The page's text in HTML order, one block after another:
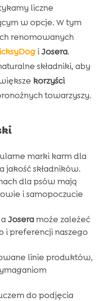
Josera – który jest
Twojego psa –
CricksyDog i ich
i Josera
CricksyDog i
rozwój
dla psów – która
liczne
w opcje. W tym
renomowanych
iJosera.
składniki, aby
korzyści
towarzyszy.
marki karm dla
jakość składników.
dla psów mają
i samopoczucie
Joseramoże zależeć
i preferencji naszego
linie produktów,
do podjęcia